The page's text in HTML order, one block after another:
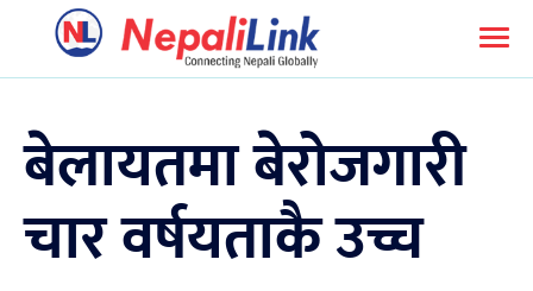
बेलायतमा बेरोजगारी
चार वर्षयताकै उच्च